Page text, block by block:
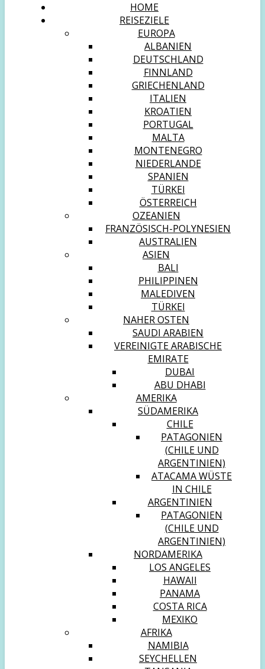
HOME
REISEZIELE
EUROPA
ALBANIEN
DEUTSCHLAND
FINNLAND
GRIECHENLAND
ITALIEN
KROATIEN
PORTUGAL
MALTA
MONTENEGRO
NIEDERLANDE
SPANIEN
TÜRKEI
ÖSTERREICH
OZEANIEN
FRANZÖSISCH-POLYNESIEN
AUSTRALIEN
ASIEN
BALI
PHILIPPINEN
MALEDIVEN
TÜRKEI
NAHER OSTEN
SAUDI ARABIEN
VEREINIGTE ARABISCHE
EMIRATE
DUBAI
ABU DHABI
AMERIKA
SÜDAMERIKA
CHILE
PATAGONIEN
(CHILE UND
ARGENTINIEN)
ATACAMA WÜSTE
IN CHILE
ARGENTINIEN
PATAGONIEN
(CHILE UND
ARGENTINIEN)
NORDAMERIKA
LOS ANGELES
HAWAII
PANAMA
COSTA RICA
MEXIKO
AFRIKA
NAMIBIA
SEYCHELLEN